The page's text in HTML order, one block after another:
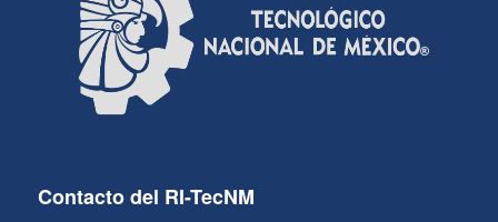
Contacto del RI-TecNM